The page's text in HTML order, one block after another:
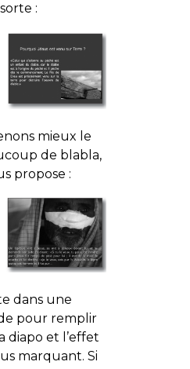
:
mieux le
de blabla,
propose :
dans une
pour remplir
diapo et l’effet
marquant. Si